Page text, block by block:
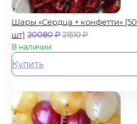
Шары «Сердца + конфетти» (50
шт) 20080₽ 21510₽
В наличии
Купить